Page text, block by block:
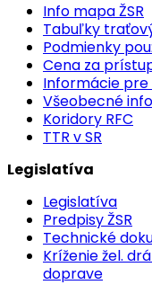
Info mapa ŽSR
Tabuľky
Podmienky
Cena za
Informácie
Všeobecné
Koridory RFC
TTR v SR
Legislatíva
Legislatíva
Predpisy ŽSR
Technické
Kríženie žel.
doprave